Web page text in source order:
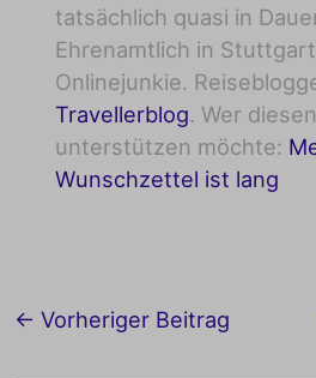
tatsächlich quasi in
Ehrenamtlich in
Onlinejunkie.
Travellerblog. Wer
unterstützen möchte:
Wunschzettel ist lang
← Vorheriger Beitrag